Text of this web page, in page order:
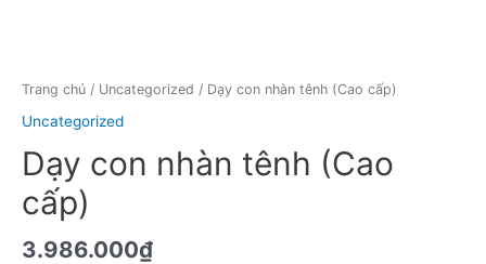
Trang chủ / Uncategorized / Dạy con nhàn tênh (Cao cấp)
Uncategorized
Dạy con nhàn tênh (Cao
cấp)
3.986.000₫